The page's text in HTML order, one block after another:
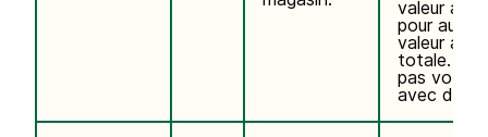
valeur
pour
valeur
totale. Ne
pas votre
avec des